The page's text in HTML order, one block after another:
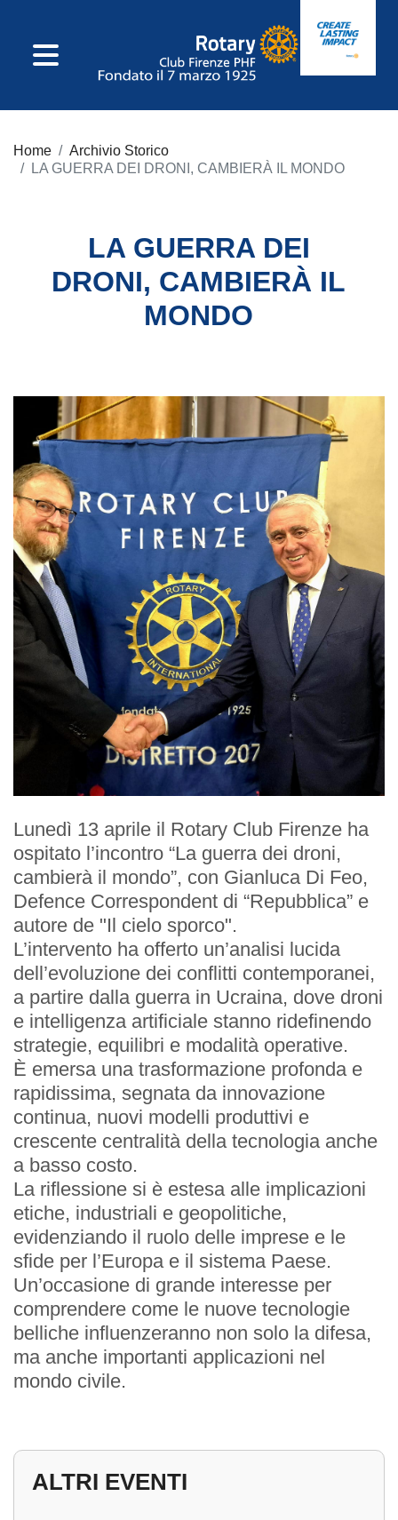
Consiglio Direttivo
Regolamento
STORIA
La Storia Del Club
Rotaract Firenze
PHF
Interact Firenze
PHF
EVENTI
Prossimi Incontri
Serate Rotariane
Riunioni Distrettuali
INIZIATIVE
Service
Premi
CONTATTI
Home
Archivio Storico
LA GUERRA DEI DRONI, CAMBIERÀ IL MONDO
LA GUERRA DEI
DRONI, CAMBIERÀ IL
MONDO
Lunedì 13 aprile il Rotary Club Firenze ha
ospitato l’incontro “La guerra dei droni,
cambierà il mondo”, con Gianluca Di Feo,
Defence Correspondent di “Repubblica” e
autore de "Il cielo sporco".
L’intervento ha offerto un’analisi lucida
dell’evoluzione dei conflitti contemporanei,
a partire dalla guerra in Ucraina, dove droni
e intelligenza artificiale stanno ridefinendo
strategie, equilibri e modalità operative.
È emersa una trasformazione profonda e
rapidissima, segnata da innovazione
continua, nuovi modelli produttivi e
crescente centralità della tecnologia anche
a basso costo.
La riflessione si è estesa alle implicazioni
etiche, industriali e geopolitiche,
evidenziando il ruolo delle imprese e le
sfide per l’Europa e il sistema Paese.
Un’occasione di grande interesse per
comprendere come le nuove tecnologie
belliche influenzeranno non solo la difesa,
ma anche importanti applicazioni nel
mondo civile.
ALTRI EVENTI